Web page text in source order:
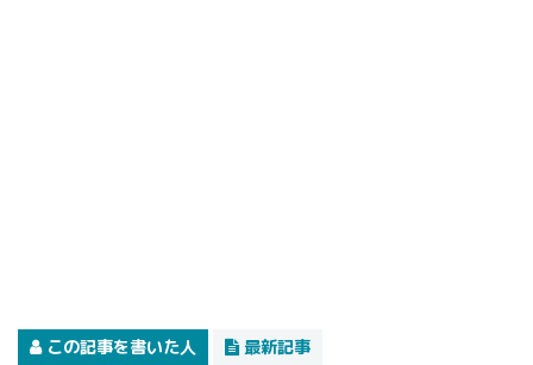
この記事を書いた人 最新記事